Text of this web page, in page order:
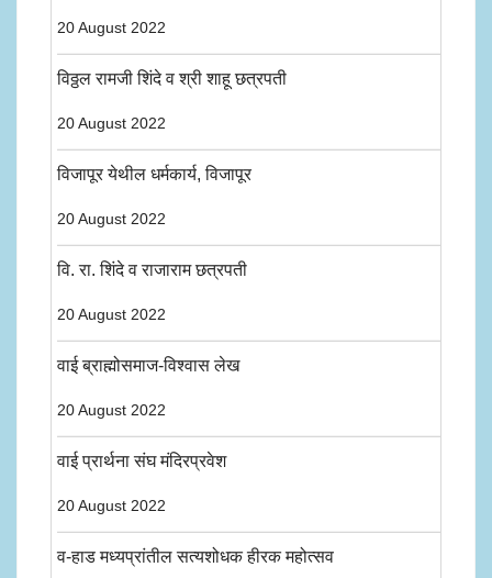
20 August 2022
विठ्ठल रामजी शिंदे व श्री शाहू छत्रपती
20 August 2022
विजापूर येथील धर्मकार्य, विजापूर
20 August 2022
वि. रा. शिंदे व राजाराम छत्रपती
20 August 2022
वाई ब्राह्मोसमाज-विश्वास लेख
20 August 2022
वाई प्रार्थना संघ मंदिरप्रवेश
20 August 2022
व-हाड मध्यप्रांतील सत्यशोधक हीरक महोत्सव